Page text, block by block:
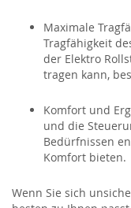
Maximale
Tragfähigkeit
der Elektro
tragen kann,
Komfort und
und die
Bedürfnissen
Komfort bieten.
Wenn Sie sich